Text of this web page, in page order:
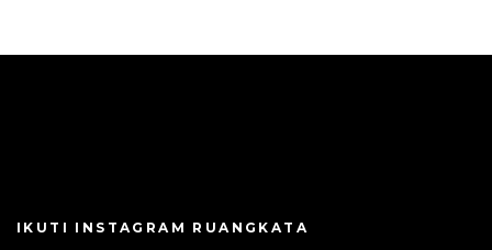
IKUTI INSTAGRAM RUANGKATA